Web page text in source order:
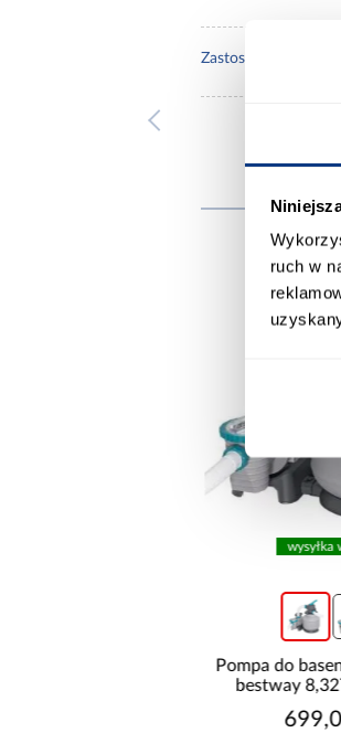
ruch w
Zastosowanie/
wysyłka
Pompa do
bestway